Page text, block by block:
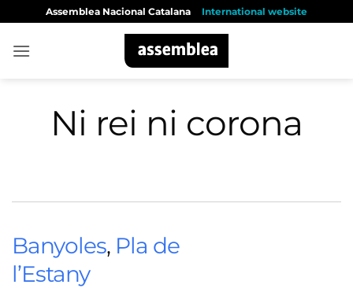
content
Assemblea Nacional Catalana International website
Ni rei ni corona
Banyoles, Pla de
l’Estany